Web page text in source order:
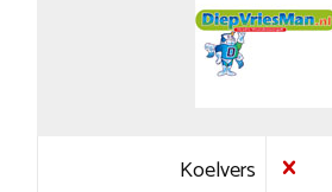
Koelvers